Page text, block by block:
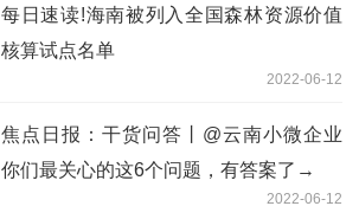
每日速读!海南被列入全国森林资源价值
核算试点名单
2022-06-12
焦点日报：干货问答丨@云南小微企业
你们最关心的这6个问题，有答案了→
2022-06-12